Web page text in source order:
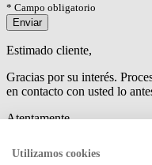
* Campo obligatorio
Enviar
Estimado cliente,
Gracias por su interés.
en contacto con usted lo
Atentamente
An error has occured while
later.
Utilizamos cookies